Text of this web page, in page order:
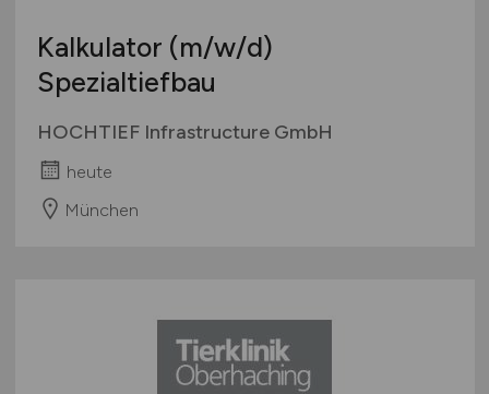
International
Kalkulator (m/w/d)
Spezialtiefbau
HOCHTIEF Infrastructure GmbH
heute
München